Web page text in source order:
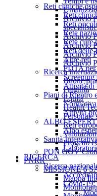
Archivio
Archivio
Archivio
Archivio
Archivio
Ricerca
Buone
Fragilità
Equità
Health
Personale
Reti
Progetto
PON GOV
PNRR
MISSIONE 6
Mappa
Reti cliniche
Reti
Reti
Rete
Rete cure
Reti delle
Altre reti
PDTA
Attività di
Piani di Rientro
Attività
ALBO
Albo
Sanità
RICERCA
Ricerca
Covid-19: